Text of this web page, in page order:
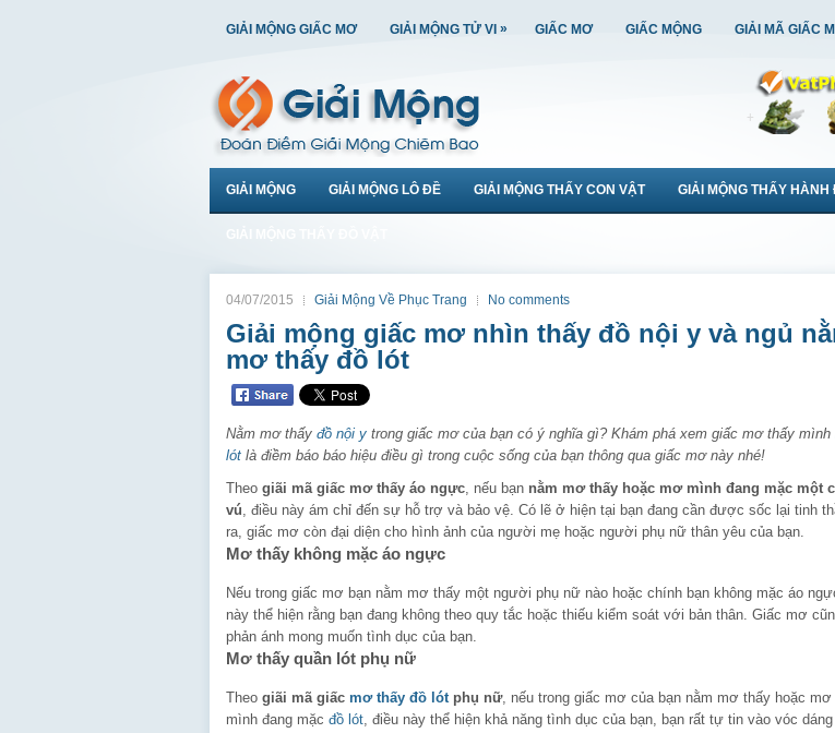
GIẢI MỘNG GIẤC MƠ GIẢI MỘNG TỬ VI » GIẤC MƠ GIẤC MỘNG GIẢI MÃ GIẤC
GIẢI MỘNG GIẢI MỘNG LÔ ĐỀ GIẢI MỘNG THẤY CON VẬT GIẢI MỘNG THẤY HÀNH
04/07/2015 Giải Mộng Về Phục Trang No comments
Giải mộng giấc mơ nhìn thấy đồ nội y và ngủ
mơ thấy đồ lót
Nằm mơ thấy đồ nội y trong giấc mơ của bạn có ý nghĩa gì? Khám phá xem giấc mơ thấy mình
lót là điềm báo báo hiệu điều gì trong cuộc sống của bạn thông qua giấc mơ này nhé!
Theo giãi mã giấc mơ thấy áo ngực , nếu bạn nằm mơ thấy hoặc mơ mình đang mặc một
vú , điều này ám chỉ đến sự hỗ trợ và bảo vệ. Có lẽ ở hiện tại bạn đang cần được sốc lại tinh
ra, giấc mơ còn đại diện cho hình ảnh của người mẹ hoặc người phụ nữ thân yêu của bạn.
Mơ thấy không mặc áo ngực
Nếu trong giấc mơ bạn nằm mơ thấy một người phụ nữ nào hoặc chính bạn không mặc áo
này thể hiện rằng bạn đang không theo quy tắc hoặc thiếu kiểm soát với bản thân. Giấc mơ
phản ánh mong muốn tình dục của bạn.
Mơ thấy quần lót phụ nữ
Theo giãi mã giấc mơ thấy đồ lót phụ nữ, nếu trong giấc mơ của bạn nằm mơ thấy hoặc mơ
mình đang mặc đồ lót , điều này thể hiện khả năng tình dục của bạn, bạn rất tự tin vào vóc